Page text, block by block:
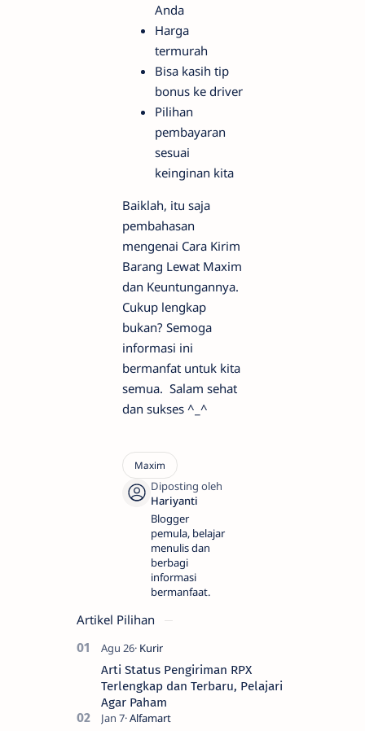
Anda
Harga
termurah
Bisa kasih tip
bonus ke driver
Pilihan
pembayaran
sesuai
keinginan kita
Baiklah, itu saja
pembahasan
mengenai Cara Kirim
Barang Lewat Maxim
dan Keuntungannya.
Cukup lengkap
bukan? Semoga
informasi ini
bermanfat untuk kita
semua. Salam sehat
dan sukses ^_^
Blogger
pemula, belajar
menulis dan
berbagi
informasi
bermanfaat.
Artikel Pilihan
Arti Status Pengiriman RPX
Terlengkap dan Terbaru, Pelajari
Agar Paham